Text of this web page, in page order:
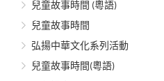
兒童故事時間 (粵語)
兒童故事時間
弘揚中華文化系列活動
兒童故事時間(粵語)